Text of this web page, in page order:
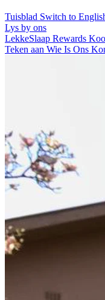
Tuisblad Switch to
Lys by ons
LekkeSlaap Rewards
Teken aan Wie Is Ons